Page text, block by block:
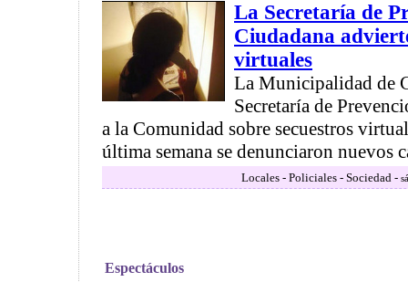
La Secretaría de
Ciudadana
virtuales
La Municipalidad de
Secretaría de
a la Comunidad sobre secuestros
última semana se denunciaron nuevos
Locales - Policiales - Sociedad -
Espectáculos